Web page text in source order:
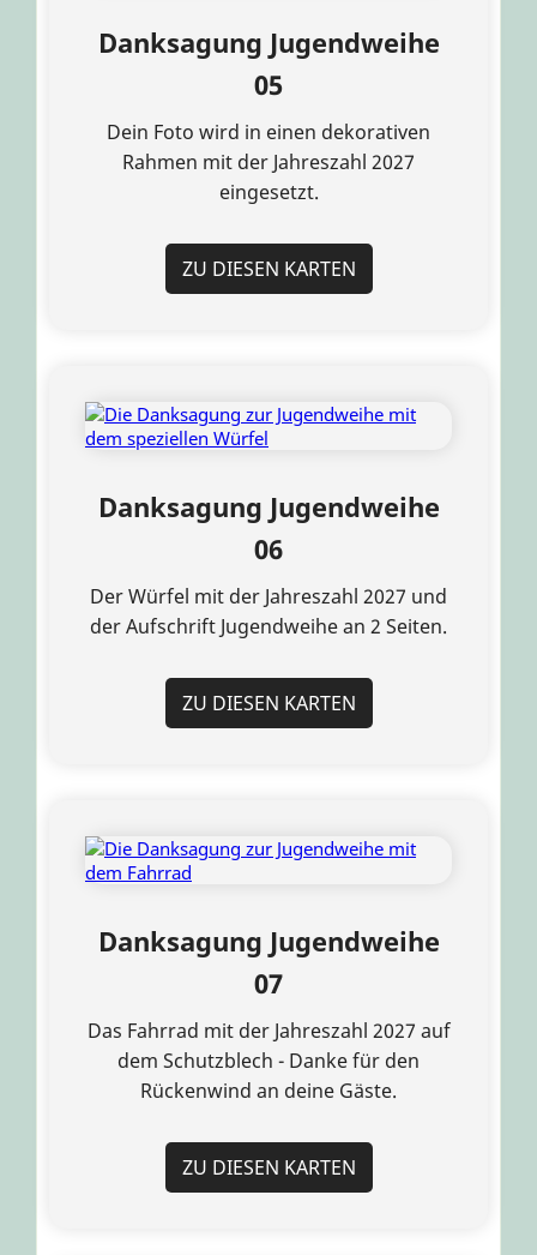
Danksagung Jugendweihe
05
Dein Foto wird in einen dekorativen
Rahmen mit der Jahreszahl 2027
eingesetzt.
ZU DIESEN KARTEN
Danksagung Jugendweihe
06
Der Würfel mit der Jahreszahl 2027 und
der Aufschrift Jugendweihe an 2 Seiten.
ZU DIESEN KARTEN
Danksagung Jugendweihe
07
Das Fahrrad mit der Jahreszahl 2027 auf
dem Schutzblech - Danke für den
Rückenwind an deine Gäste.
ZU DIESEN KARTEN